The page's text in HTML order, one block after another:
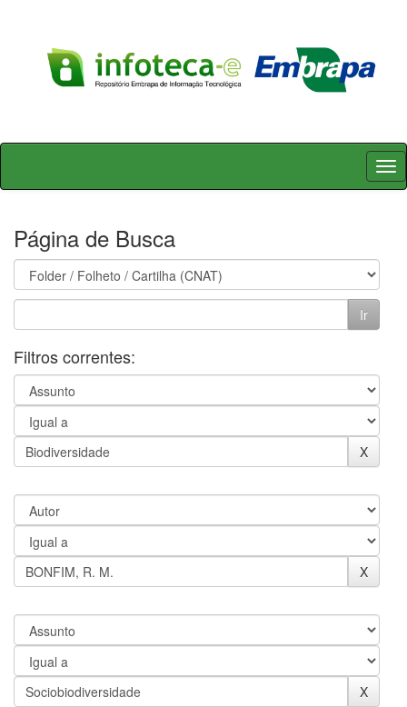
Skip
Página de Busca
Filtros correntes: